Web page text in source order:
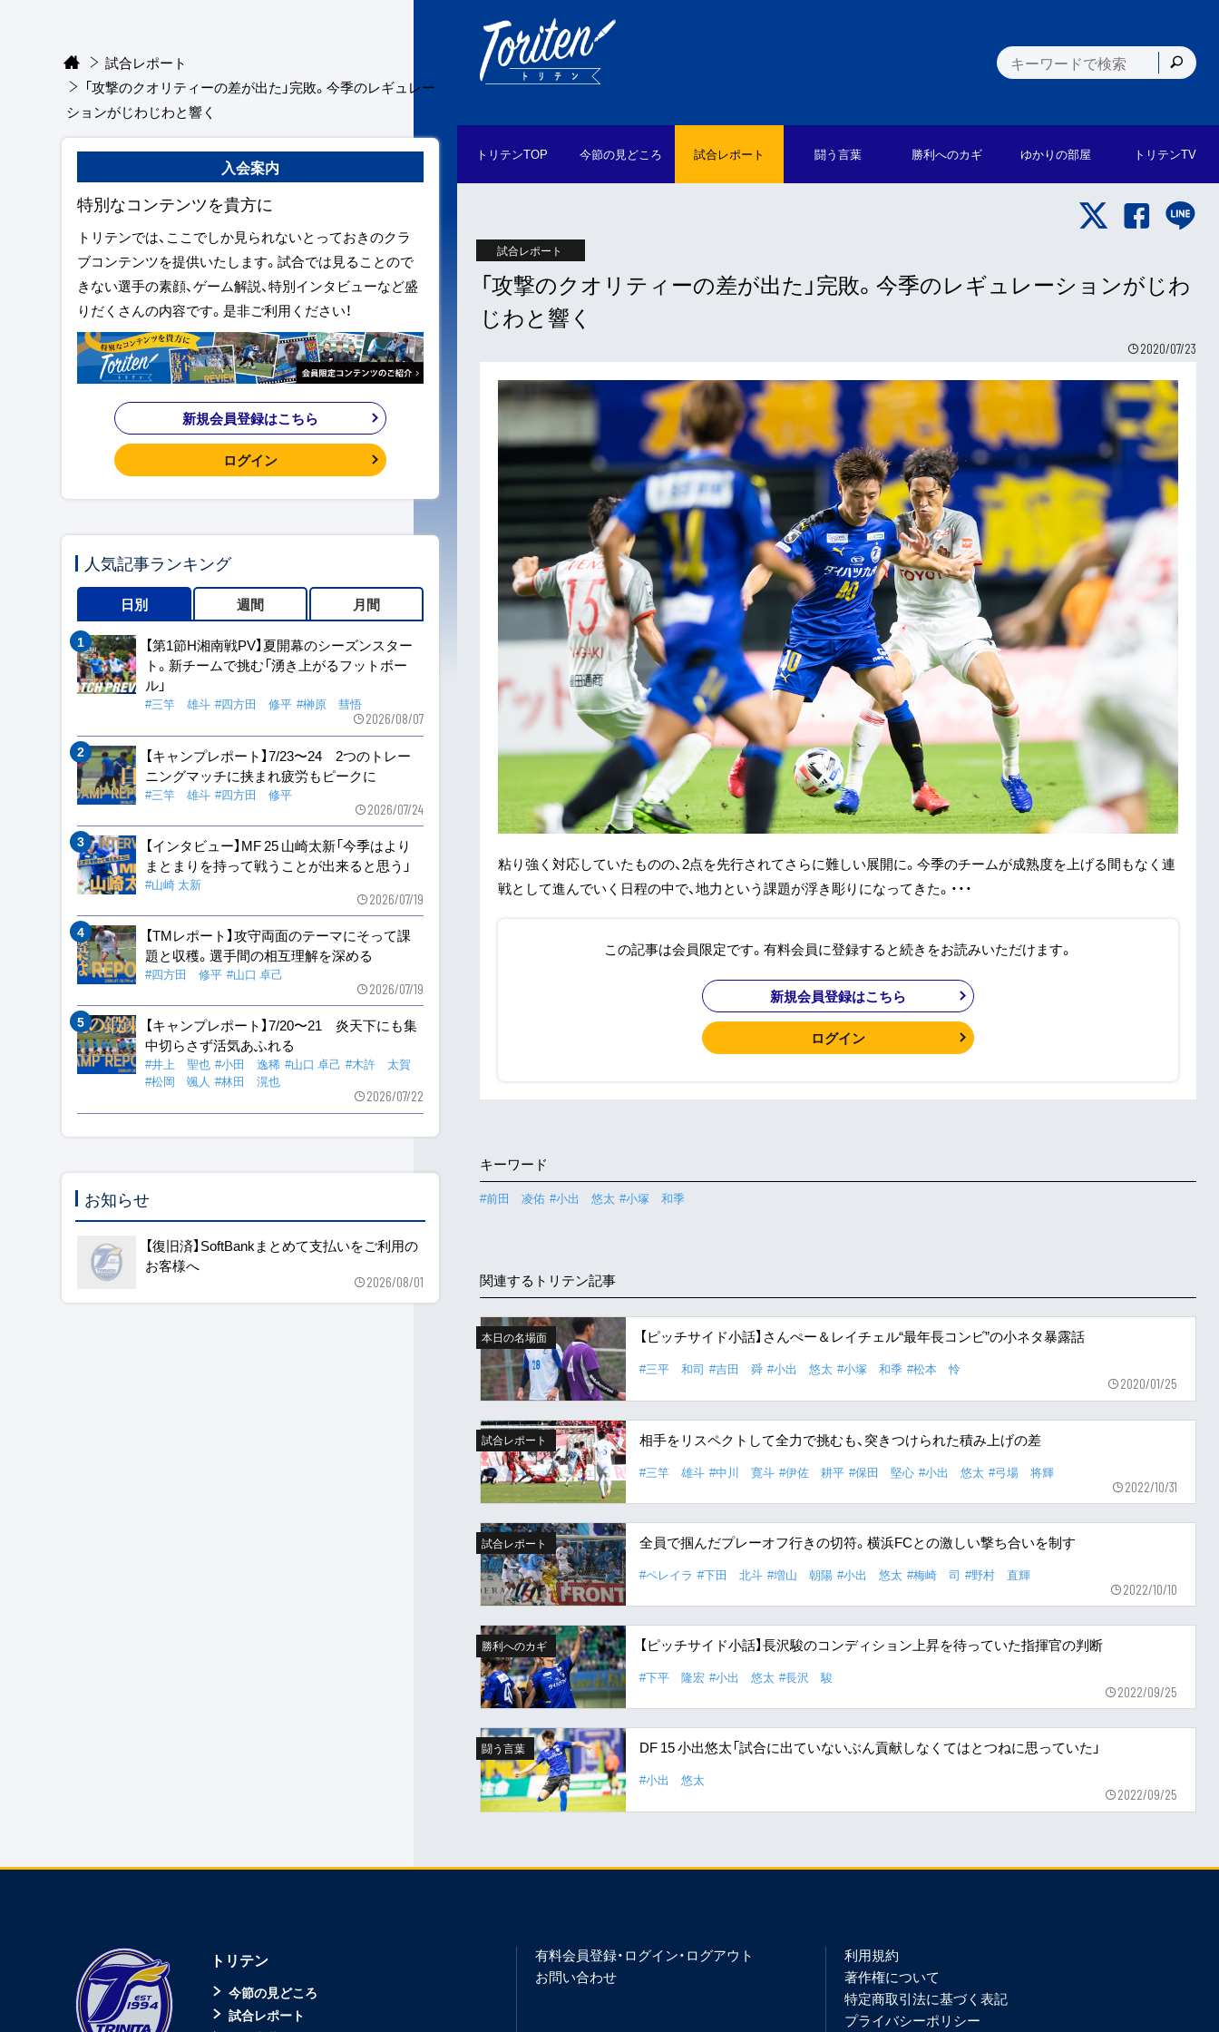
トリテンTOP 今節の見どころ 試合レポート 闘う言葉 勝利へのカギ ゆかりの部屋 トリテンTV
試合レポート
「攻撃のクオリティーの差が出た」完敗。今季のレギュレーションがじわ
じわと響く
2020/07/23
粘り強く対応していたものの、2点を先行されてさらに難しい展開に。今季のチームが成熟度を上げる間もなく連
戦として進んでいく日程の中で、地力という課題が浮き彫りになってきた。・・・
この記事は会員限定です。有料会員に登録すると続きをお読みいただけます。
新規会員登録はこちら
ログイン
キーワード
#前田 凌佑 #小出 悠太 #小塚 和季
関連するトリテン記事
本日の名場面 【ピッチサイド小話】さんぺー＆レイチェル“最年長コンビ”の小ネタ暴露話
#三平 和司 #吉田 舜 #小出 悠太 #小塚 和季 #松本 怜
2020/01/25
試合レポート 相手をリスペクトして全力で挑むも、突きつけられた積み上げの差
#三竿 雄斗 #中川 寛斗 #伊佐 耕平 #保田 堅心 #小出 悠太 #弓場 将輝
2022/10/31
試合レポート 全員で掴んだプレーオフ行きの切符。横浜FCとの激しい撃ち合いを制す
#ペレイラ #下田 北斗 #増山 朝陽 #小出 悠太 #梅崎 司 #野村 直輝
2022/10/10
勝利へのカギ 【ピッチサイド小話】長沢駿のコンディション上昇を待っていた指揮官の判断
#下平 隆宏 #小出 悠太 #長沢 駿
2022/09/25
闘う言葉 DF 15 小出悠太「試合に出ていないぶん貢献しなくてはとつねに思っていた」
#小出 悠太
2022/09/25
試合レポート
「攻撃のクオリティーの差が出た」完敗。今季のレギュレー
ションがじわじわと響く
入会案内
特別なコンテンツを貴方に
トリテンでは、ここでしか見られないとっておきのクラ
ブコンテンツを提供いたします。試合では見ることので
きない選手の素顔、ゲーム解説、特別インタビューなど盛
りだくさんの内容です。是非ご利用ください！
新規会員登録はこちら
ログイン
人気記事ランキング
日別 週間 月間
【第1節H湘南戦PV】夏開幕のシーズンスター
ト。新チームで挑む「湧き上がるフットボー
ル」
#三竿 雄斗 #四方田 修平 #榊原 彗悟
2026/08/07
【キャンプレポート】7/23〜24 2つのトレー
ニングマッチに挟まれ疲労もピークに
#三竿 雄斗 #四方田 修平
2026/07/24
【インタビュー】MF 25 山崎太新「今季はより
まとまりを持って戦うことが出来ると思う」
#山崎 太新
2026/07/19
【TMレポート】攻守両面のテーマにそって課
題と収穫。選手間の相互理解を深める
#四方田 修平 #山口 卓己
2026/07/19
【キャンプレポート】7/20〜21 炎天下にも集
中切らさず活気あふれる
#井上 聖也 #小田 逸稀 #山口 卓己 #木許 太賀
#松岡 颯人 #林田 滉也
2026/07/22
お知らせ
【復旧済】SoftBankまとめて支払いをご利用の
お客様へ
2026/08/01
トリテン
今節の見どころ
試合レポート
有料会員登録・ログイン・ログアウト
お問い合わせ
利用規約
著作権について
特定商取引法に基づく表記
プライバシーポリシー